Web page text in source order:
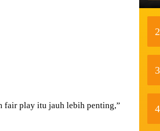
fair play itu jauh lebih penting,”
2
3
4